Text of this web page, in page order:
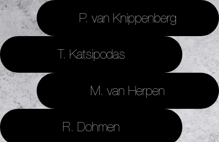
P. van Knippenberg
T. Katsipodas
M. van Herpen
R. Dohmen